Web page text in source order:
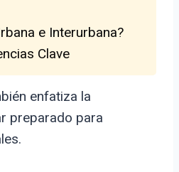
e Interurbana?
Clave
enfatiza la
preparado para